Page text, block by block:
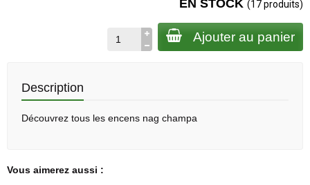
EN STOCK (17 produits)
Ajouter au panier
Description
Découvrez tous les encens nag champa
Vous aimerez aussi :